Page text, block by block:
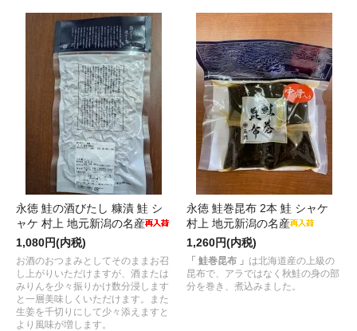
永徳 鮭の酒びたし 糠漬 鮭 シ
ャケ 村上 地元新潟の名産
1,080円(内税)
お酒のおつまみとしてそのままお召
し上がりいただけますが、酒または
みりんを少々振りかけ数分浸します
と一層美味しくいただけます。また
生姜を千切りにして少々添えますと
より風味が増します。
永徳 鮭巻昆布 2本 鮭 シャケ
村上 地元新潟の名産
1,260円(内税)
「 鮭巻昆布 」 は北海道産の上級の
昆布で、アラではなく秋鮭の身の部
分を巻き、煮込みました。